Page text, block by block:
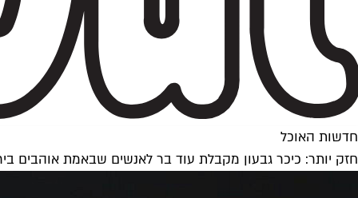
חדשות האוכל
חזק יותר: כיכר גבעון מקבלת עוד בר לאנשים שבאמת אוהבים